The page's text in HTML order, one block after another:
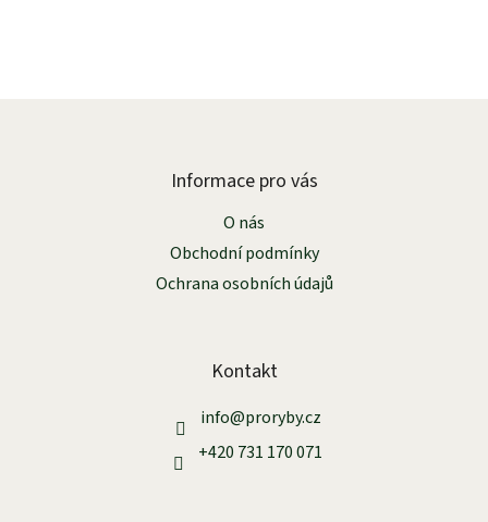
Informace pro vás
O nás
Obchodní podmínky
Ochrana osobních údajů
Kontakt
info@proryby.cz
+420 731 170 071